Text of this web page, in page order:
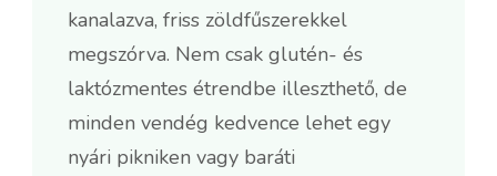
kanalazva, friss zöldfűszerekkel
megszórva. Nem csak glutén- és
laktózmentes étrendbe illeszthető, de
minden vendég kedvence lehet egy
nyári pikniken vagy baráti